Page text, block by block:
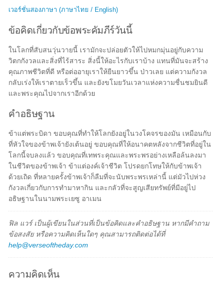
เวอร์ชั่นสองภาษา (ภาษาไทย / English)
ข้อคิดเกี่ยวกับข้อพระคัมภีร์วันนี้
ในโลกที่สับสนวุ่นวายนี้ เรามักจะปล่อยตัวให้ไปหมกมุ่นอยู่กับความ
วิตกกังวลและสิ่งที่ไร้สาระ สิ่งนี้ให้อะไรกับเราบ้าง แทนที่มันจะสร้าง
คุณภาพชีวิตที่ดี หรือต่ออายุเราให้ยืนยาวขึ้น ป่าวเลย แต่ความกังวล
กลับเร่งให้เราตายเร็วขึ้น และยังขโมยวันเวลาแห่งความชื่นชมยินดี
และพระคุณไปจากเราอีกด้วย
คำอธิษฐาน
ข้าแต่พระบิดา ขอบคุณที่ทำให้โลกยังอยู่ในวงโคจรของมัน เหมือนกับ
ที่หัวใจของข้าพเจ้ายังเต้นอยู่ ขอบคุณที่ให้อนาคตหลังจากชีวิตที่อยู่ใน
โลกนี้จบลงแล้ว ขอบคุณที่เทพระคุณและพระพรอย่างเหลือล้นลงมา
ในชีวิตของข้าพเจ้า ข้าแต่องค์เจ้าชีวิต โปรดยกโทษให้กับข้าพเจ้า
ด้วยเถิด ที่หลายครั้งข้าพเจ้าก็ลืมที่จะนับพระพรเหล่านี้ แต่มัวไปห่วง
กังวลเกี่ยวกับการทำมาหากิน และกลัวที่จะสูญเสียทรัพย์ที่มีอยู่ไป
อธิษฐานในนามพระเยซู อาเมน
ฟิล แวร์ เป็นผู้เขียนในส่วนที่เป็นข้อคิดและคำอธิษฐาน หากมีคำถาม
ข้อสงสัย หรือความคิดเห็นใดๆ คุณสามารถติดต่อได้ที่
help@verseoftheday.com
ความคิดเห็น